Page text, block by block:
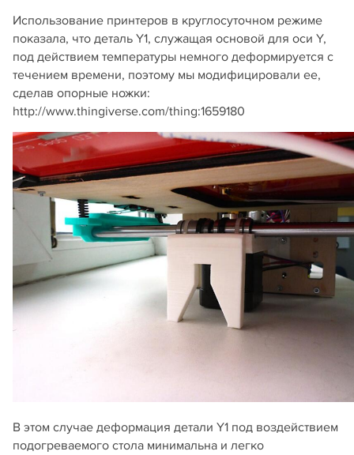
Использование принтеров в круглосуточном режиме
показала, что деталь Y1, служащая основой для оси Y,
под действием температуры немного деформируется с
течением времени, поэтому мы модифицировали ее,
сделав опорные ножки:
http://www.thingiverse.com/thing:1659180
В этом случае деформация детали Y1 под воздействием
подогреваемого стола минимальна и легко